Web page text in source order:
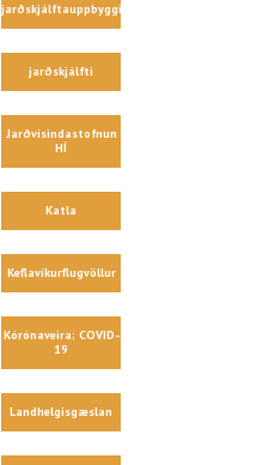
jarðskjálftauppbygging
jarðskjálfti
Jarðvísindastofnun
HÍ
Katla
Keflavíkurflugvöllur
Kórónaveira; COVID-
19
Landhelgisgæslan